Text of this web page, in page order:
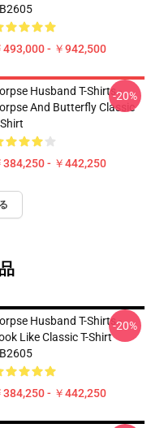
493,000 - ￥942,500
Husband T-Shirts -
And Butterfly Classic
384,250 - ￥442,250
-20%
Husband T-Shirts -
Like Classic T-Shirt
384,250 - ￥442,250
-20%